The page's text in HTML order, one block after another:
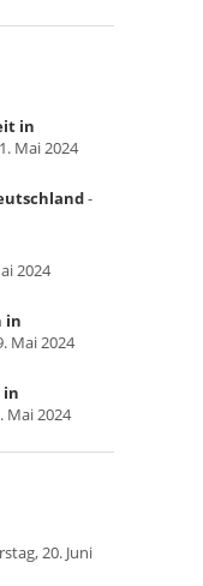
in
Mai 2024
-
2024
in
Mai 2024
in
Mai 2024
20. Juni